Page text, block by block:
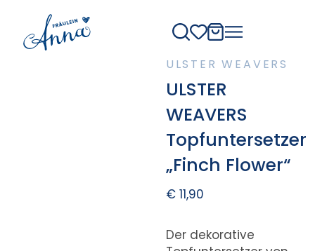
ULSTER WEAVERS
ULSTER
WEAVERS
Topfuntersetzer
„Finch Flower“
€11,90
Der dekorative